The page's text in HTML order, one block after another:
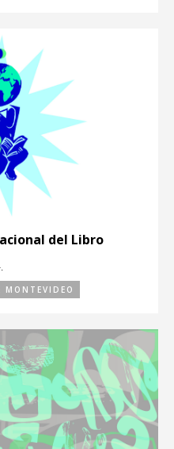
del Libro
MONTEVIDEO